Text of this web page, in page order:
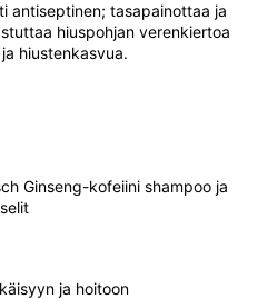
antiseptinen; tasapainottaa ja
hiuspohjan verenkiertoa
hiustenkasvua.
Ginseng-kofeiini shampoo ja
ja hoitoon